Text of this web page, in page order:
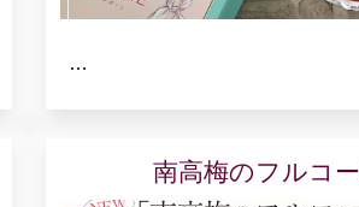
…
南高梅のフルコ